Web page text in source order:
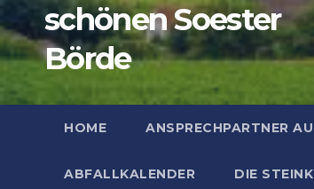
schönen Soester
Börde
HOME ANSPRECHPARTNER
ABFALLKALENDER DIE